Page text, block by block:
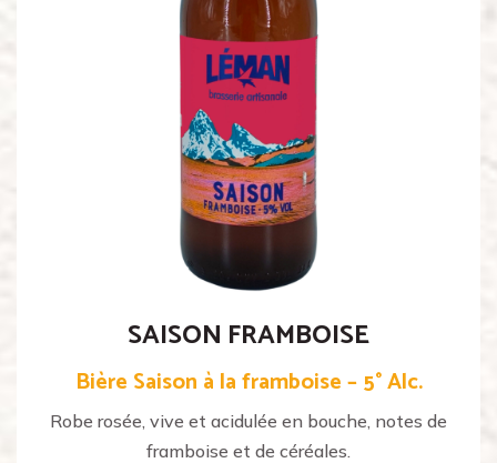
SAISON FRAMBOISE
Bière Saison à la framboise – 5° Alc.
Robe rosée, vive et acidulée en bouche, notes de
framboise et de céréales.